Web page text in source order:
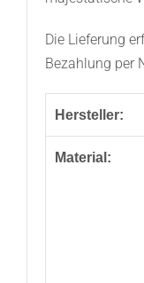
Die Lieferung
Bezahlung per
Hersteller:
Material: